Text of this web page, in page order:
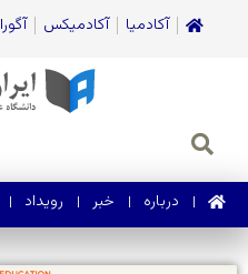
آکادمیا آکادمیکس آگورا
درباره خبر رویداد